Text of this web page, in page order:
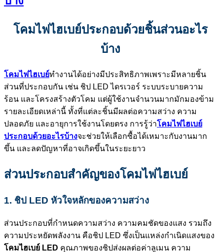
โคมไฟไฮเบย์ประกอบด้วยชิ้นส่วนอะไร
บ้าง
โคมไฟไฮเบย์ทำงานได้อย่างมีประสิทธิภาพเพราะมีหลายชิ้น
ส่วนที่ประกอบกัน เช่น ชิป LED ไดรเวอร์ ระบบระบายความ
ร้อน และโครงสร้างตัวโคม แต่ผู้ใช้งานจำนวนมากมักมองข้าม
รายละเอียดเหล่านี้ ทั้งที่แต่ละชิ้นมีผลต่อความสว่าง ความ
ปลอดภัย และอายุการใช้งานโดยตรง การรู้ว่าโคมไฟไฮเบย์
ประกอบด้วยอะไรบ้างจะช่วยให้เลือกซื้อได้เหมาะกับงานมาก
ขึ้น และลดปัญหาที่อาจเกิดขึ้นในระยะยาว
ส่วนประกอบสำคัญของโคมไฟไฮเบย์
1. ชิป LED หัวใจหลักของความสว่าง
ส่วนประกอบที่กำหนดความสว่าง ความคมชัดของแสง รวมถึง
ความประหยัดพลังงาน คือชิป LED ซึ่งเป็นแหล่งกำเนิดแสงของ
โคมไฮเบย์ LED คุณภาพของชิปส่งผลต่อค่าลูเมน ความ